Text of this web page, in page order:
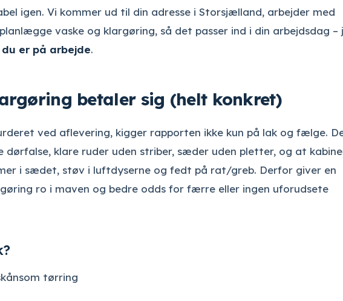
igen. Vi kommer ud til din adresse i Storsjælland, arbejder med
vaske og klargøring, så det passer ind i din arbejdsdag –
du er på arbejde.
betaler sig (helt konkret)
ved aflevering, kigger rapporten ikke kun på lak og fælge.
dørfalse, klare ruder uden striber, sæder uden pletter, og at
i sædet, støv i luftdyserne og fedt på rat/greb. Derfor giver en
ro i maven og bedre odds for færre eller ingen uforudsete
tørring